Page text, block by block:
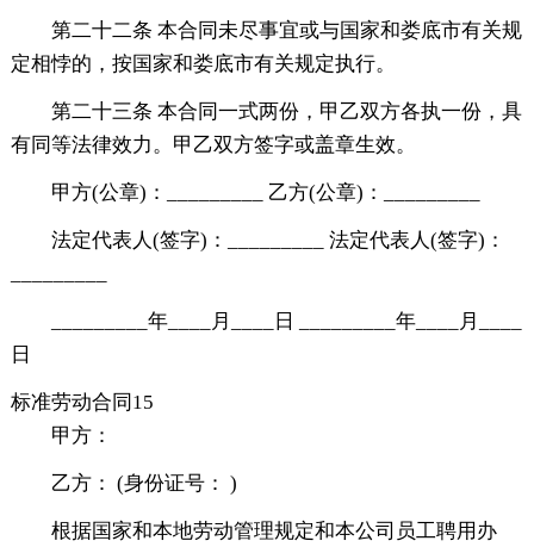
第二十二条 本合同未尽事宜或与国家和娄底市有关规
定相悖的，按国家和娄底市有关规定执行。
第二十三条 本合同一式两份，甲乙双方各执一份，具
有同等法律效力。甲乙双方签字或盖章生效。
甲方(公章)：_________ 乙方(公章)：_________
法定代表人(签字)：_________ 法定代表人(签字)：
_________年____月____日 _________年____月____
日
标准劳动合同15
甲方：
乙方： (身份证号： )
根据国家和本地劳动管理规定和本公司员工聘用办